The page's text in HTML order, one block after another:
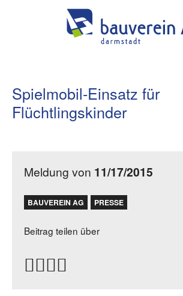
Meldung von 11/17/2015
BAUVEREIN AG PRESSE
Beitrag teilen über
Spielmobil-Einsatz für
Flüchtlingskinder